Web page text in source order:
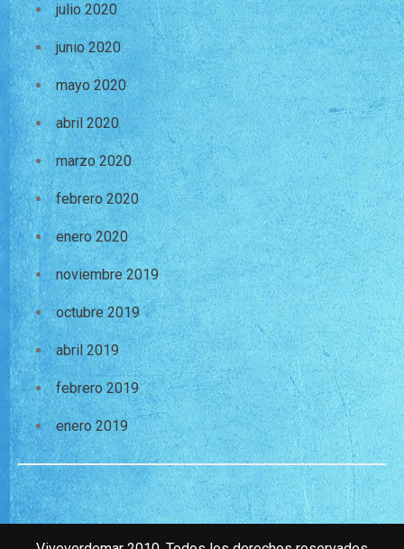
julio 2020
junio 2020
mayo 2020
abril 2020
marzo 2020
febrero 2020
enero 2020
noviembre 2019
octubre 2019
abril 2019
febrero 2019
enero 2019